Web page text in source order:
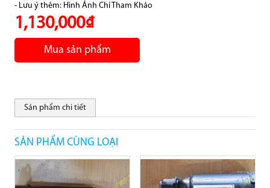
- Lưu ý thêm: Hình Ảnh Chỉ Tham Khảo
1,130,000₫
Mua sản phẩm
Sản phẩm chi tiết
SẢN PHẨM CÙNG LOẠI